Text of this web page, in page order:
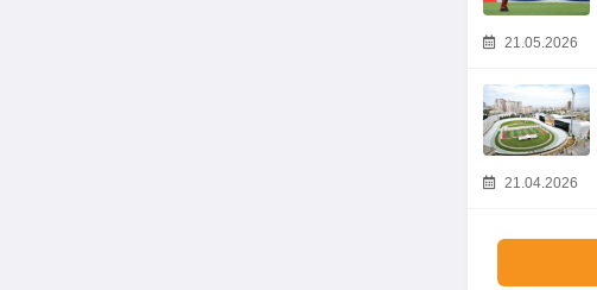
21.05.2026
21.04.2026